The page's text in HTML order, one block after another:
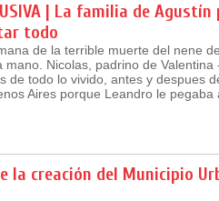
| La familia de
todo
de la terrible muerte del nene
mano. Nicolas, padrino de
de todo lo vivido, antes y despues
Aires porque Leandro le pegaba
la creación del Municipio